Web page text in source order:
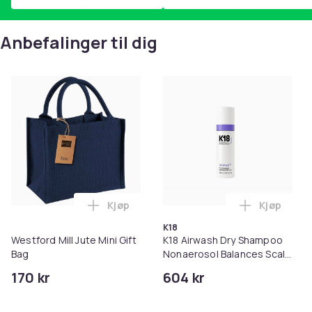
Anbefalinger til dig
Westford Mill Jute Mini Gift
Bag
170 kr
Legg Westford Mill Jute Mini Gift Bag i
Kjøp
K18
K18 Airwash Dry Shampoo
Nonaerosol Balances Scalp
604 kr
Legg K18
Kjøp